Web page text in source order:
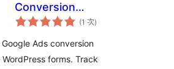
Conversion
Tracking for
TagFlux
(1 次評
分)
Ads conversion
forms. Track